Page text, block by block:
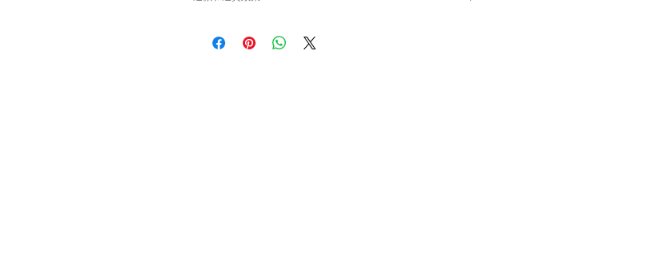
錯誤訂購的零件，Caisvegas Trading 不承擔任何責任。
根據零件的庫存狀況，交貨日期可能會延遲。如果發